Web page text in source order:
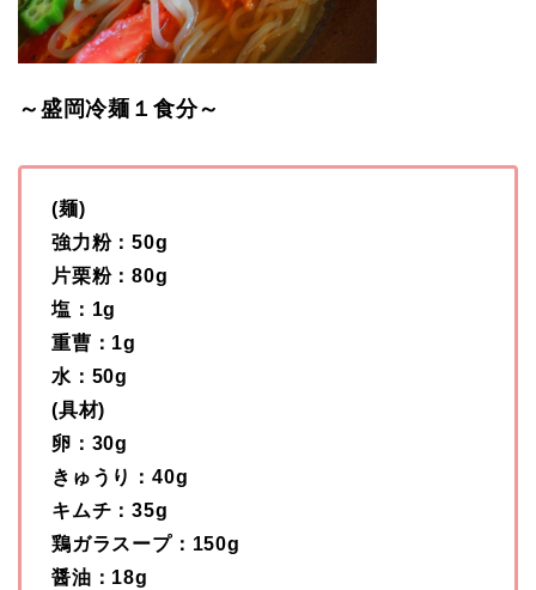
～盛岡冷麺１食分～
(麺)
強力粉：50g
片栗粉：80g
塩：1g
重曹：1g
水：50g
(具材)
卵：30g
きゅうり：40g
キムチ：35g
鶏ガラスープ：150g
醤油：18g